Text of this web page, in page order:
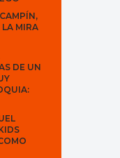
MIRA
DE UN